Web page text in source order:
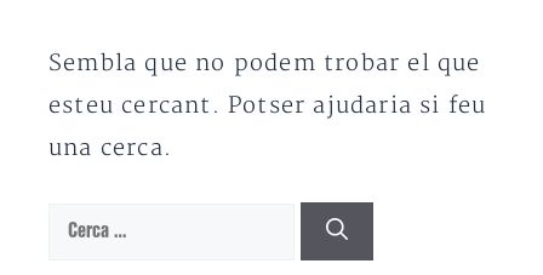
Sembla que no podem trobar el que
esteu cercant. Potser ajudaria si feu
una cerca.
Cerca: